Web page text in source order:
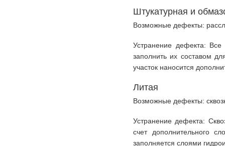
Штукатурная и
Возможные дефекты:
Устранение дефекта:
заполнить их составом
участок наносится
Литая
Возможные дефекты:
Устранение дефекта:
счет дополнительного
заполняется слоями